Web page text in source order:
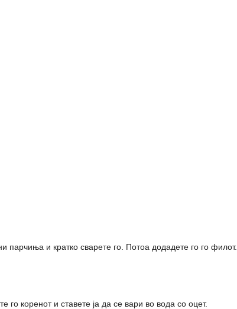
парчиња и кратко сварете го. Потоа додадете го го филот.
го коренот и ставете ја да се вари во вода со оцет.